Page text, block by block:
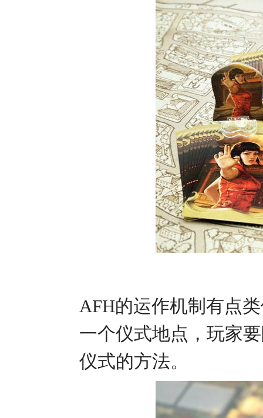
AFH的运作机制有点
一个仪式地点，玩家
仪式的方法。